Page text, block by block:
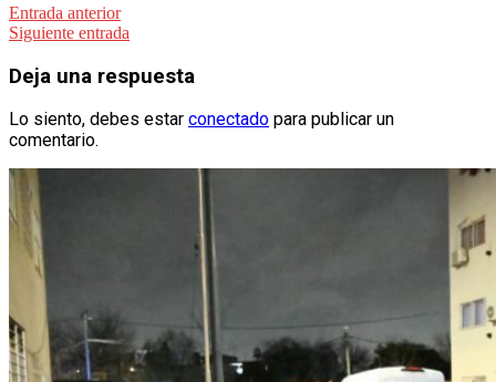
Navegación
de
entradas
Entrada anterior
Siguiente entrada
Deja una respuesta
Lo siento, debes estar conectado para publicar un
comentario.